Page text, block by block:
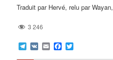
Traduit par Hervé, relu par
3 246
Telegram
VK EmailFacebook